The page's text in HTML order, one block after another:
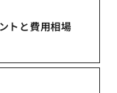
トと費用相場